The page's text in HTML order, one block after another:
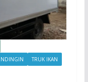
TRUK IKAN